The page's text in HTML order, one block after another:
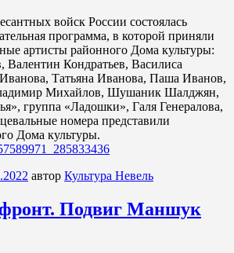
войск России состоялась
программа, в которой приняли
артисты районного Дома культуры:
Валентин Кондратьев, Василиса
Татьяна Иванова, Паша Иванов,
Михайлов, Шушаник Шалджян,
группа «Ладошки», Галя Генералова,
номера представили
Дома культуры.
автор Культура Невель
Подвиг Маншук